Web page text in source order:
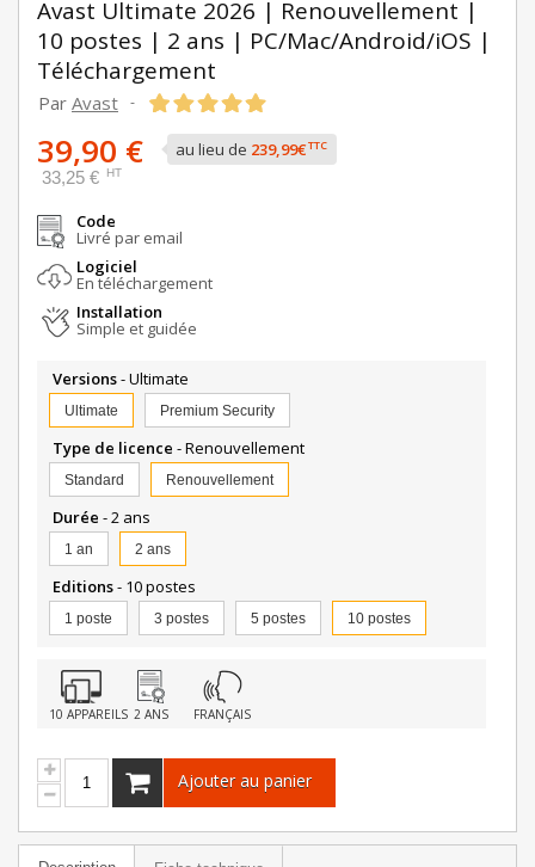
Avast Ultimate 2026 | Renouvellement |
10 postes | 2 ans | PC/Mac/Android/iOS |
Téléchargement
Par Avast -
39,90 € au lieu de 239,99€TTC
33,25 € HT
Code
Livré par email
Logiciel
En téléchargement
Installation
Simple et guidée
Versions- Ultimate
Ultimate Premium Security
Type de licence - Renouvellement
Standard Renouvellement
Durée - 2 ans
1 an 2 ans
Editions- 10 postes
1 poste 3 postes 5 postes 10 postes
10 APPAREILS 2 ANS FRANÇAIS
Ajouter au panier